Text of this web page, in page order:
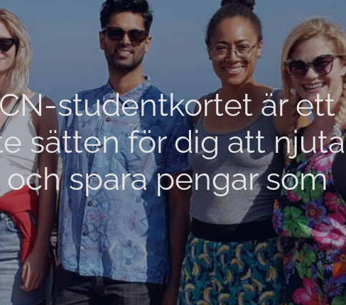
studentkortet är ett
sätten för dig att njuta
spara pengar som